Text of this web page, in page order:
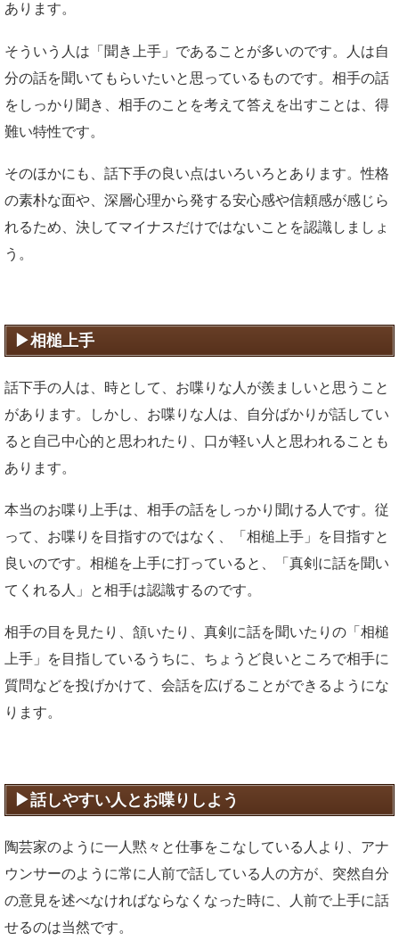
あります。
そういう人は「聞き上手」であることが多いのです。人は自
分の話を聞いてもらいたいと思っているものです。相手の話
をしっかり聞き、相手のことを考えて答えを出すことは、得
難い特性です。
そのほかにも、話下手の良い点はいろいろとあります。性格
の素朴な面や、深層心理から発する安心感や信頼感が感じら
れるため、決してマイナスだけではないことを認識しましょ
う。
相槌上手
話下手の人は、時として、お喋りな人が羨ましいと思うこと
があります。しかし、お喋りな人は、自分ばかりが話してい
ると自己中心的と思われたり、口が軽い人と思われることも
あります。
本当のお喋り上手は、相手の話をしっかり聞ける人です。従
って、お喋りを目指すのではなく、「相槌上手」を目指すと
良いのです。相槌を上手に打っていると、「真剣に話を聞い
てくれる人」と相手は認識するのです。
相手の目を見たり、頷いたり、真剣に話を聞いたりの「相槌
上手」を目指しているうちに、ちょうど良いところで相手に
質問などを投げかけて、会話を広げることができるようにな
ります。
話しやすい人とお喋りしよう
陶芸家のように一人黙々と仕事をこなしている人より、アナ
ウンサーのように常に人前で話している人の方が、突然自分
の意見を述べなければならなくなった時に、人前で上手に話
せるのは当然です。